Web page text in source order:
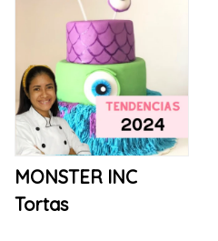
MONSTER INC
Tortas